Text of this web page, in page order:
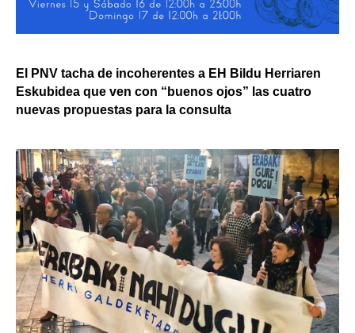
El PNV tacha de incoherentes a EH Bildu Herriaren
Eskubidea que ven con “buenos ojos” las cuatro
nuevas propuestas para la consulta